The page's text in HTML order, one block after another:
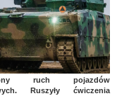
ruch pojazdów
Ruszyły ćwiczenia